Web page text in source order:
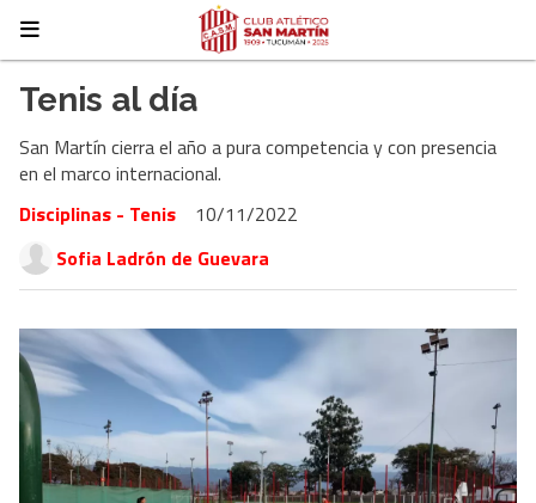
Tenis al día
San Martín cierra el año a pura competencia y con presencia
en el marco internacional.
Disciplinas - Tenis
10/11/2022
Sofia Ladrón de Guevara